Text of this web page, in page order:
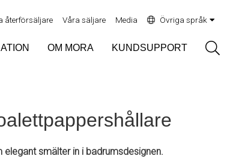
återförsäljare Våra säljare Media Övriga språk
OM MORA KUNDSUPPORT
smälter in i badrumsdesignen.